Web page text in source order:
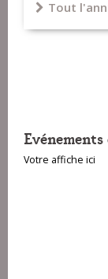
Tout
Votre affiche ici